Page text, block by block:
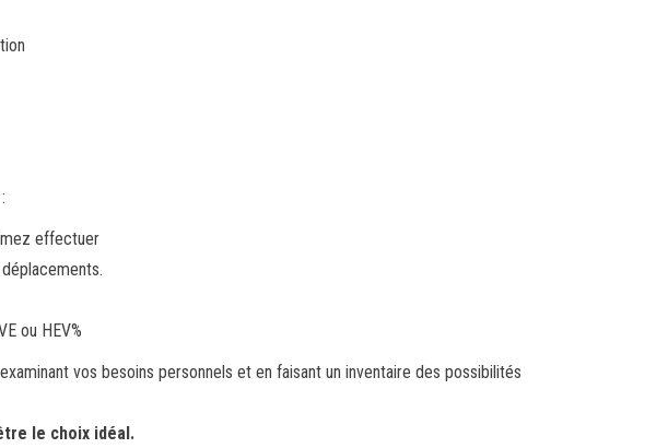
effectuer
ou HEV%
vos besoins personnels et en faisant un inventaire des possibilités
le choix idéal.